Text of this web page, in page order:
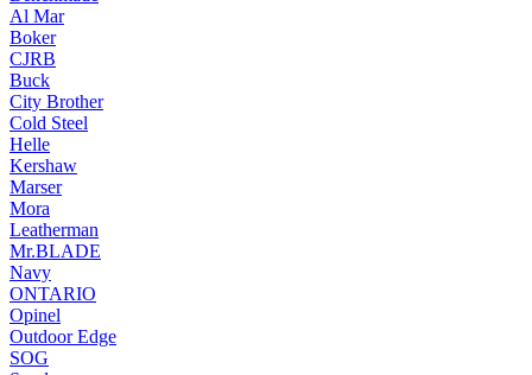
Al Mar
Boker
CJRB
Buck
City Brother
Cold Steel
Helle
Kershaw
Marser
Mora
Leatherman
Mr.BLADE
Navy
ONTARIO
Opinel
Outdoor Edge
SOG